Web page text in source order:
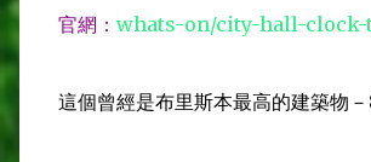
官網： whats-on/city-hall-clock-
這個曾經是布里斯本最高的建築物